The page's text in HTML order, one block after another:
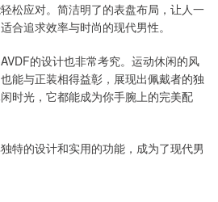
松应对。简洁明了的表盘布局，让人一
合追求效率与时尚的现代男性。
的设计也非常考究。运动休闲的风
能与正装相得益彰，展现出佩戴者的独
时光，它都能成为你手腕上的完美配
特的设计和实用的功能，成为了现代男